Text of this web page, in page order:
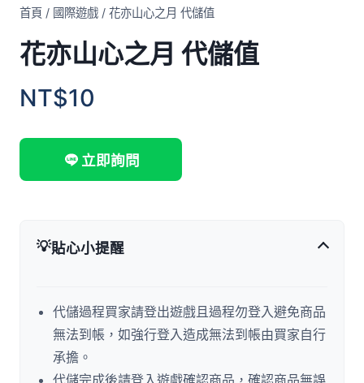
首頁 / 國際遊戲 / 花亦山心之月 代儲值
花亦山心之月 代儲值
NT$10
立即詢問
💡貼心小提醒
代儲過程買家請登出遊戲且過程勿登入避免商品
無法到帳，如強行登入造成無法到帳由買家自行
承擔。
代儲完成後請登入遊戲確認商品，確認商品無誤